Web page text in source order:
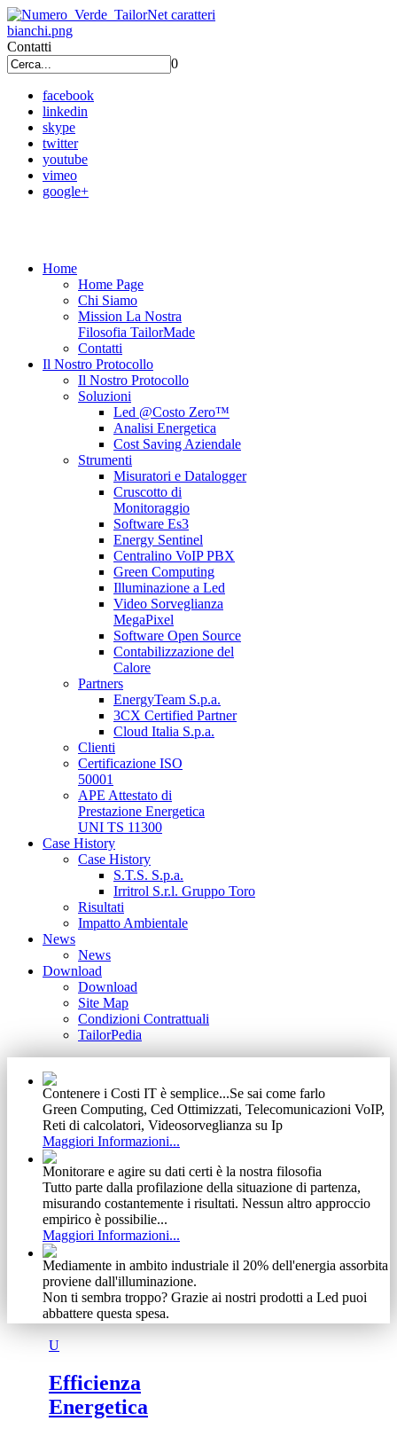
Contatti
0
facebook
linkedin
skype
twitter
youtube
vimeo
google+
Home
Home Page
Chi Siamo
Mission La Nostra
Filosofia TailorMade
Contatti
Il Nostro Protocollo
Il Nostro Protocollo
Soluzioni
Led @Costo Zero™
Analisi Energetica
Cost Saving Aziendale
Strumenti
Misuratori e Datalogger
Cruscotto di
Monitoraggio
Software Es3
Energy Sentinel
Centralino VoIP PBX
Green Computing
Illuminazione a Led
Video Sorveglianza
MegaPixel
Software Open Source
Contabilizzazione del
Calore
Partners
EnergyTeam S.p.a.
3CX Certified Partner
Cloud Italia S.p.a.
Clienti
Certificazione ISO
50001
APE Attestato di
Prestazione Energetica
UNI TS 11300
Case History
Case History
S.T.S. S.p.a.
Irritrol S.r.l. Gruppo Toro
Risultati
Impatto Ambientale
News
News
Download
Download
Site Map
Condizioni Contrattuali
TailorPedia
Contenere i Costi IT è semplice...Se sai come farlo
Green Computing, Ced Ottimizzati, Telecomunicazioni VoIP,
Reti di calcolatori, Videosorveglianza su Ip
Maggiori Informazioni...
Monitorare e agire su dati certi è la nostra filosofia
Tutto parte dalla profilazione della situazione di partenza,
misurando costantemente i risultati. Nessun altro approccio
empirico è possibilie...
Maggiori Informazioni...
Mediamente in ambito industriale il 20% dell'energia assorbita
proviene dall'illuminazione.
Non ti sembra troppo? Grazie ai nostri prodotti a Led puoi
abbattere questa spesa.
Se ti abbiamo incuriosito, guarda cosa siamo riusciti ad
ottenere ad investimento zero.
Maggiori Informazioni...
U
Efficienza
Energetica